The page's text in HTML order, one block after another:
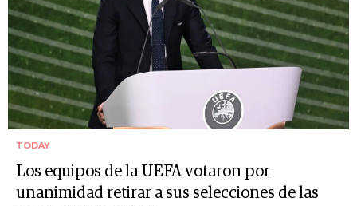
TODAY
Los equipos de la UEFA votaron por
unanimidad retirar a sus selecciones de las